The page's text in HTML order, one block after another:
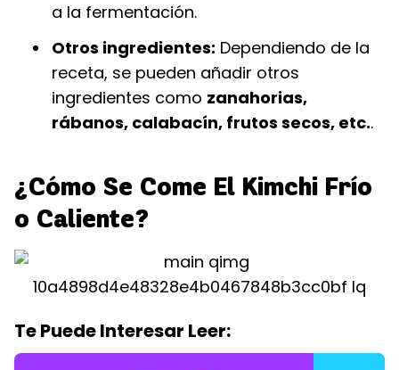
a la fermentación.
Otros ingredientes: Dependiendo de la
receta, se pueden añadir otros
ingredientes como zanahorias,
rábanos, calabacín, frutos secos, etc..
¿Cómo Se Come El Kimchi Frío
o Caliente?
Te Puede Interesar Leer: